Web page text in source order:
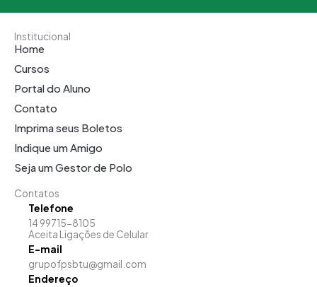
Institucional
Home
Cursos
Portal do Aluno
Contato
Imprima seus Boletos
Indique um Amigo
Seja um Gestor de Polo
Contatos
Telefone
14 99715-8105
Aceita Ligações de Celular
E-mail
grupofpsbtu@gmail.com
Endereço